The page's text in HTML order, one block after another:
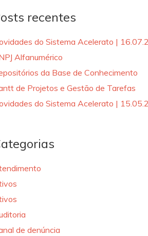
recentes
do Sistema Acelerato |
Alfanumérico
da Base de Conhecimento
de Projetos e Gestão de Tarefas
do Sistema Acelerato |
de denúncia